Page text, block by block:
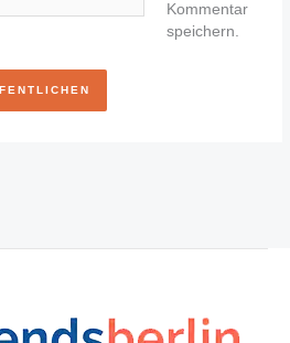
Kommentar
speichern.